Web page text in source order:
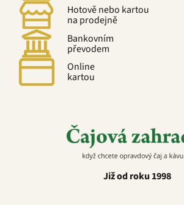
Hotově nebo kartou
na prodejně
Bankovním
převodem
Online
kartou
Již od roku 1998